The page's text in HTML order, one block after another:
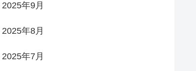
2025年9月
2025年8月
2025年7月